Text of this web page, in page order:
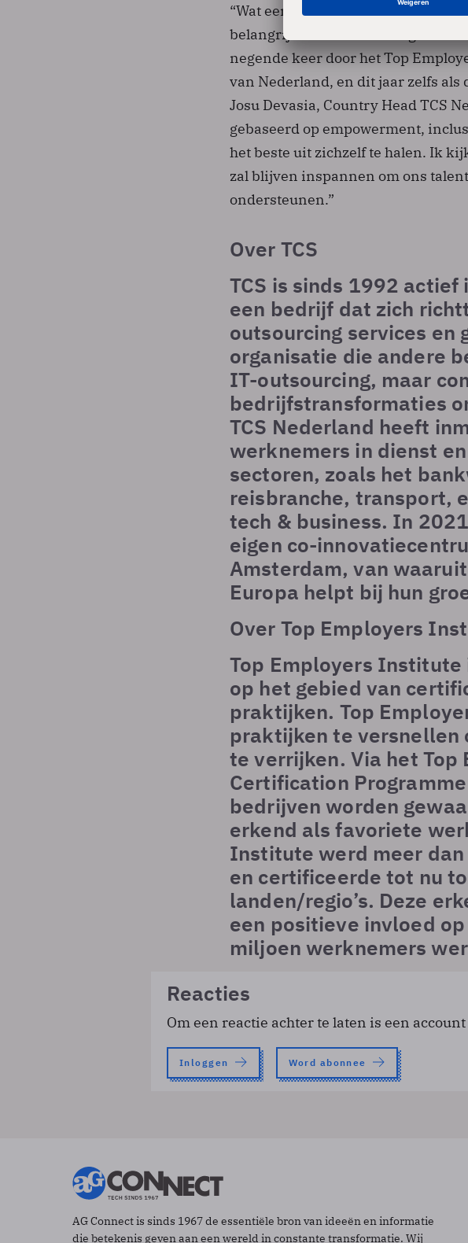
“Wat een geweldige manier om
belangrijke onderscheiding voor
negende keer door het Top
van Nederland, en dit jaar zelfs als
Josu Devasia, Country Head TCS
gebaseerd op empowerment,
het beste uit zichzelf te halen. Ik
zal blijven inspannen om ons
ondersteunen.”
Over TCS
TCS is sinds 1992
een bedrijf dat zich
outsourcing services en
organisatie die andere
IT-outsourcing, maar
bedrijfstransformaties
TCS Nederland heeft
werknemers in dienst
sectoren, zoals het
reisbranche, transport,
tech & business. In
eigen co-
Amsterdam, van
Europa helpt bij hun
Over Top Employers
Top Employers
op het gebied van
praktijken. Top
praktijken te versnellen
te verrijken. Via het
Certification
bedrijven worden
erkend als favoriete
Institute werd meer
en certificeerde tot nu
landen/regio’s. Deze
een positieve invloed
miljoen werknemers
Reacties
Om een reactie achter te laten is een
Inloggen Word abonnee
AG Connect is sinds 1967 de essentiële bron van ideeën en informatie
die betekenis geven aan een wereld in constante transformatie. Wij